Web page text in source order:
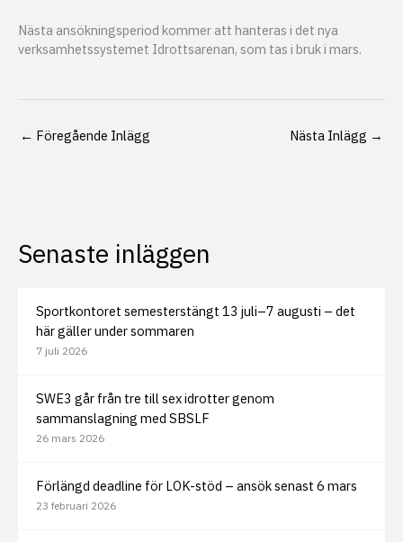
Nästa ansökningsperiod kommer att hanteras i det nya
verksamhetssystemet Idrottsarenan, som tas i bruk i mars.
← Föregående Inlägg Nästa Inlägg →
Senaste inläggen
Sportkontoret semesterstängt 13 juli–7 augusti – det
här gäller under sommaren
7 juli 2026
SWE3 går från tre till sex idrotter genom
sammanslagning med SBSLF
26 mars 2026
Förlängd deadline för LOK-stöd – ansök senast 6 mars
23 februari 2026